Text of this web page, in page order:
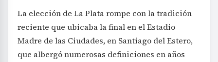
La elección de La Plata rompe con la tradición
reciente que ubicaba la final en el Estadio
Madre de las Ciudades, en Santiago del Estero,
que albergó numerosas definiciones en años